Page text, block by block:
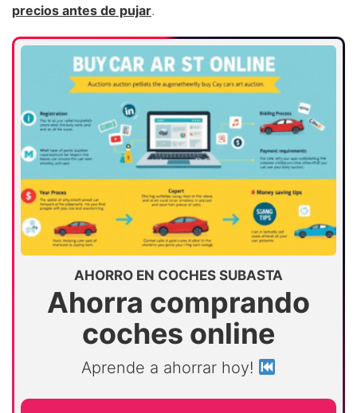
precios antes de pujar.
AHORRO EN COCHES SUBASTA
Ahorra comprando
coches online
Aprende a ahorrar hoy!